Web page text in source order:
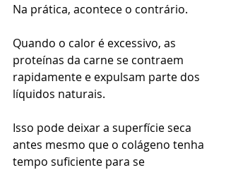
Na prática, acontece o contrário.
Quando o calor é excessivo, as
proteínas da carne se contraem
rapidamente e expulsam parte dos
líquidos naturais.
Isso pode deixar a superfície seca
antes mesmo que o colágeno tenha
tempo suficiente para se